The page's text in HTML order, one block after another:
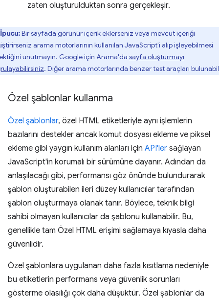
zaten oluşturulduktan sonra gerçekleşir.
İpucu:Bir sayfada görünür içerik eklerseniz veya mevcut içeriği
arama motorlarının kullanılan JavaScript'i alıp işleyebilmesi
unutmayın. Google için Arama'da sayfa oluşturmayı
. Diğer arama motorlarında benzer test araçları
Özel şablonlar kullanma
Özel şablonlar, özel HTML etiketleriyle aynı işlemlerin
bazılarını destekler ancak komut dosyası ekleme ve piksel
ekleme gibi yaygın kullanım alanları için API'ler sağlayan
JavaScript'in korumalı bir sürümüne dayanır. Adından da
anlaşılacağı gibi, performansı göz önünde bulundurarak
şablon oluşturabilen ileri düzey kullanıcılar tarafından
şablon oluşturmaya olanak tanır. Böylece, teknik bilgi
sahibi olmayan kullanıcılar da şablonu kullanabilir. Bu,
genellikle tam Özel HTML erişimi sağlamaya kıyasla daha
güvenlidir.
Özel şablonlara uygulanan daha fazla kısıtlama nedeniyle
bu etiketlerin performans veya güvenlik sorunları
gösterme olasılığı çok daha düşüktür. Özel şablonlar da